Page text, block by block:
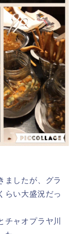
ましたが、グラ
らい大盛況だっ
ャオプラヤ川